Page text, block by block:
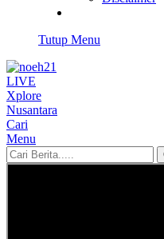
Tutup Menu
LIVE
Xplore
Nusantara
Cari
Menu